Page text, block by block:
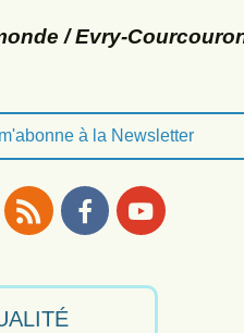
/ Evry-
à la Newsletter